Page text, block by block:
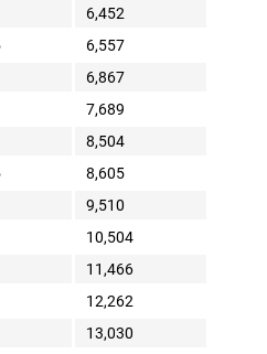
6,452
6,557
6,867
7,689
8,504
8,605
9,510
10,504
11,466
12,262
13,030